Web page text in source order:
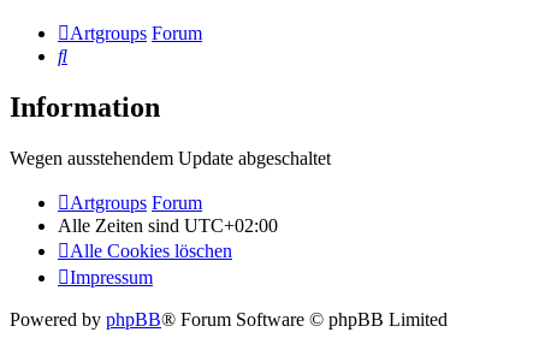
Artgroups Forum
Suche
Information
Wegen ausstehendem Update abgeschaltet
Artgroups Forum
Alle Zeiten sind UTC+02:00
Alle Cookies löschen
Impressum
Powered by phpBB® Forum Software © phpBB Limited